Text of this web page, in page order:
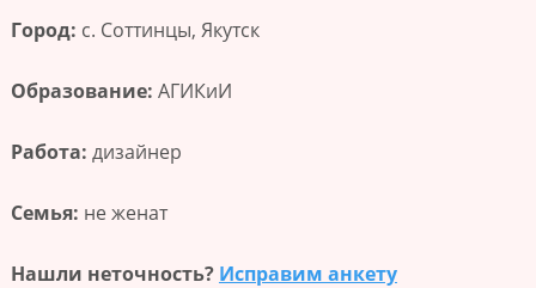
Город: с. Соттинцы, Якутск
Образование: АГИКиИ
Работа: дизайнер
Семья: не женат
Нашли неточность? Исправим анкету